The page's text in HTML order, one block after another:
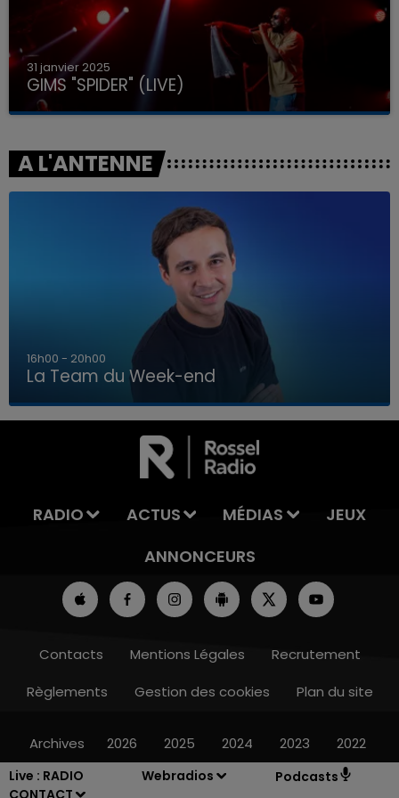
Live : RADIO
CONTACT
Webradios Podcasts
LA TEAM DU WEEK-END
31 janvier 2025
GIMS "SPIDER" (LIVE)
A L'ANTENNE
7h00 - 12h00
La Team du Week-end
RADIO ACTUS MÉDIAS
JEUX
ANNONCEURS
Contacts Mentions Légales
Recrutement
Règlements
Gestion des cookies Plan du site
Archives 2026 2025 2024 2023 2022